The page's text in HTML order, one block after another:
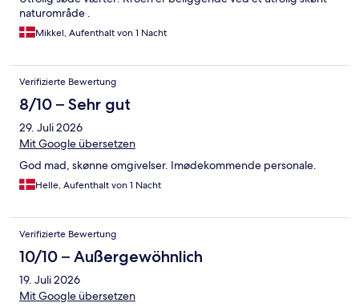
naturområde .
Mikkel, Aufenthalt von 1 Nacht
Verifizierte Bewertung
8/10 – Sehr gut
29. Juli 2026
Mit Google übersetzen
God mad, skønne omgivelser. Imødekommende personale.
Helle, Aufenthalt von 1 Nacht
Verifizierte Bewertung
10/10 – Außergewöhnlich
19. Juli 2026
Mit Google übersetzen